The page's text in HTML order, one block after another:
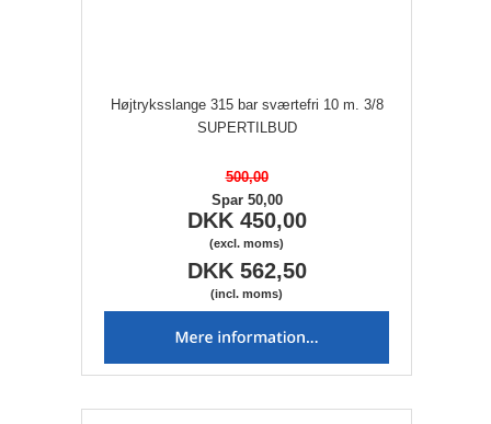
Højtryksslange 315 bar sværtefri 10 m. 3/8
SUPERTILBUD
500,00
Spar 50,00
DKK 450,00
(excl. moms)
DKK 562,50
(incl. moms)